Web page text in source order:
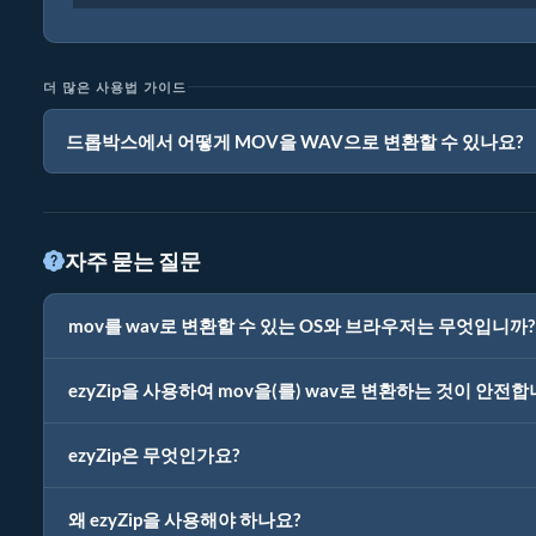
더 많은 사용법 가이드
드롭박스에서 어떻게 MOV을 WAV으로 변환할 수 있나요?
자주 묻는 질문
mov를 wav로 변환할 수 있는 OS와 브라우저는 무엇입니까?
ezyZip을 사용하여 mov을(를) wav로 변환하는 것이 안전합
ezyZip은 무엇인가요?
왜 ezyZip을 사용해야 하나요?